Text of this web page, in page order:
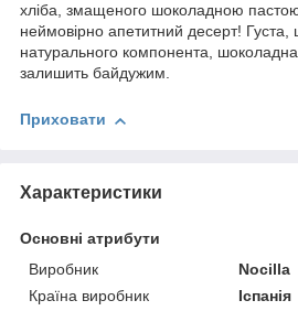
хліба, змащеного шоколадною
неймовірно апетитний десерт! Густа,
натурального компонента,
залишить байдужим.
Приховати
Характеристики
Основні атрибути
Виробник
Nocilla
Країна виробник
Іспанія